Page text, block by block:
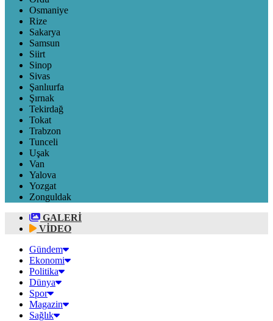
Osmaniye
Rize
Sakarya
Samsun
Siirt
Sinop
Sivas
Şanlıurfa
Şırnak
Tekirdağ
Tokat
Trabzon
Tunceli
Uşak
Van
Yalova
Yozgat
Zonguldak
GALERİ
VİDEO
Gündem
Ekonomi
Politika
Dünya
Spor
Magazin
Sağlık